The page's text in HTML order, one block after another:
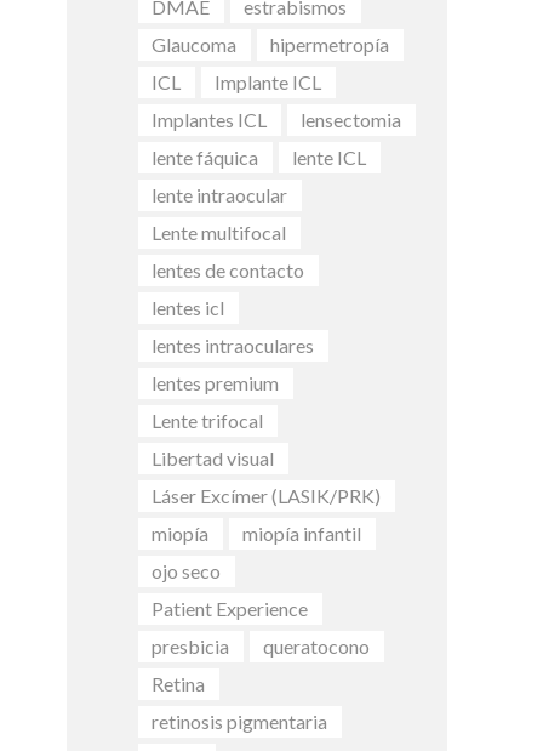
DMAE
estrabismos
Glaucoma
hipermetropía
ICL
Implante ICL
Implantes ICL
lensectomia
lente fáquica
lente ICL
lente intraocular
Lente multifocal
lentes de contacto
lentes icl
lentes intraoculares
lentes premium
Lente trifocal
Libertad visual
Láser Excímer (LASIK/PRK)
miopía
miopía infantil
ojo seco
Patient Experience
presbicia
queratocono
Retina
retinosis pigmentaria